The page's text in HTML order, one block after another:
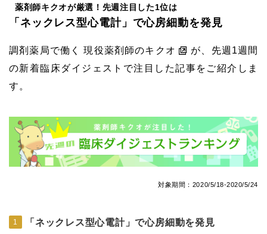
薬剤師キクオが厳選！先週注目した1位は
「ネックレス型心電計」で心房細動を発見
調剤薬局で働く 現役薬剤師のキクオ
が、先週1週間
の新着臨床ダイジェストで注目した記事をご紹介しま
す。
対象期間：2020/5/18-2020/5/24
1 「ネックレス型心電計」で心房細動を発見